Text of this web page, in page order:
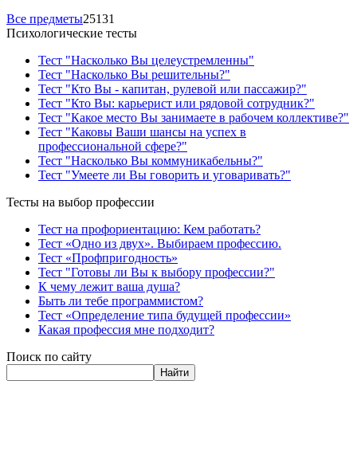
Все предметы25131
Психологические тесты
Тест "Насколько Вы целеустремленны"
Тест "Насколько Вы решительны?"
Тест "Кто Вы - капитан, рулевой или пассажир?"
Тест "Кто Вы: карьерист или рядовой сотрудник?"
Тест "Какое место Вы занимаете в рабочем коллективе?"
Тест "Каковы Ваши шансы на успех в
профессиональной сфере?"
Тест "Насколько Вы коммуникабельны?"
Тест "Умеете ли Вы говорить и уговаривать?"
Тесты на выбор профессии
Тест на профориентацию: Кем работать?
Тест «Одно из двух». Выбираем профессию.
Тест «Профпригодность»
Тест "Готовы ли Вы к выбору профессии?"
К чему лежит ваша душа?
Быть ли тебе программистом?
Тест «Определение типа будущей профессии»
Какая профессия мне подходит?
Поиск по сайту
Найти